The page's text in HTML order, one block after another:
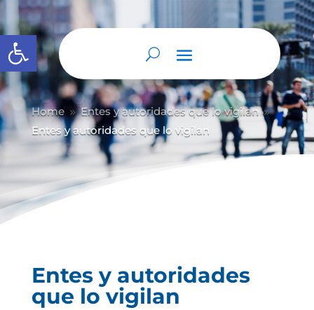
Abrir barra de herramientas
Home 9 Entes y autoridades que lo vigilan 9
Entes y autoridades que lo vigilan
Entes y autoridades
que lo vigilan